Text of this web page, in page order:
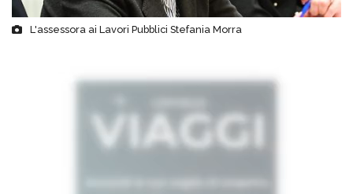
L'assessora ai Lavori Pubblici Stefania Morra